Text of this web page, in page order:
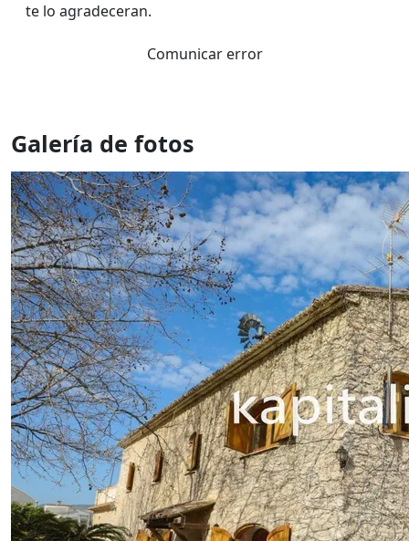
te lo agradeceran.
Comunicar error
Galería de fotos